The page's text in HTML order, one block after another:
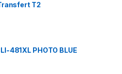
T2
481XL PHOTO BLUE